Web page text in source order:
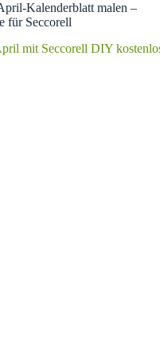
Kalenderblatt malen –
für Seccorell